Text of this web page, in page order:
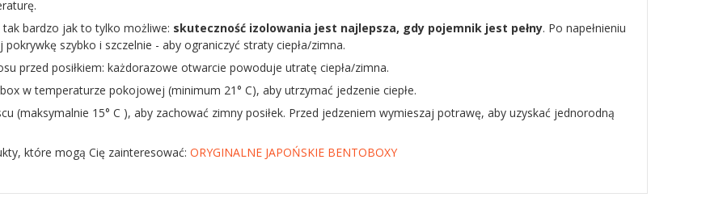
tak bardzo jak to tylko możliwe: skuteczność izolowania jest najlepsza, gdy pojemnik jest pełny. Po napełnieniu
szybko i szczelnie - aby ograniczyć straty ciepła/zimna.
przed posiłkiem: każdorazowe otwarcie powoduje utratę ciepła/zimna.
w temperaturze pokojowej (minimum 21° C), aby utrzymać jedzenie ciepłe.
(maksymalnie 15° C ), aby zachować zimny posiłek. Przed jedzeniem wymieszaj potrawę, aby uzyskać jednorodną
które mogą Cię zainteresować: ORYGINALNE JAPOŃSKIE BENTOBOXY